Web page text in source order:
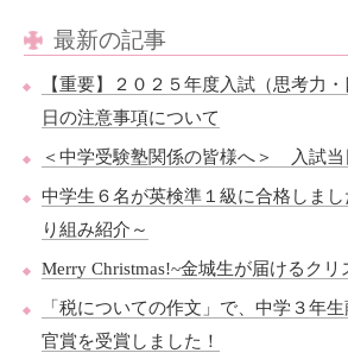
最新の記事
【重要】２０２５年度入試（思考力
日の注意事項について
＜中学受験塾関係の皆様へ＞ 入試当
中学生６名が英検準１級に合格しま
り組み紹介～
Merry Christmas!~金城生が届けるクリ
「税についての作文」で、中学３年
官賞を受賞しました！